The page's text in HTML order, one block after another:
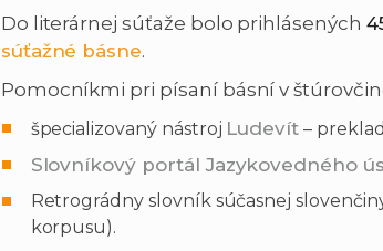
Do literárnej súťaže bolo prihlásených
súťažné básne.
Pomocníkmi pri písaní básní v
špecializovaný nástroj Ludevít –
Slovníkový portál Jazykovedného
Retrográdny slovník súčasnej
korpusu).